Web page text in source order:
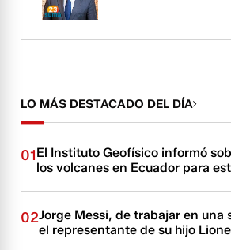
LO MÁS DESTACADO DEL DÍA
01El Instituto Geofísico informó
los volcanes en Ecuador para
02Jorge Messi, de trabajar en una
el representante de su hijo